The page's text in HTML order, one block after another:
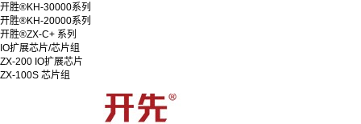
开胜®KH-30000系列
开胜®KH-20000系列
开胜®ZX-C+ 系列
IO扩展芯片/芯片组
ZX-200 IO扩展芯片
ZX-100S 芯片组